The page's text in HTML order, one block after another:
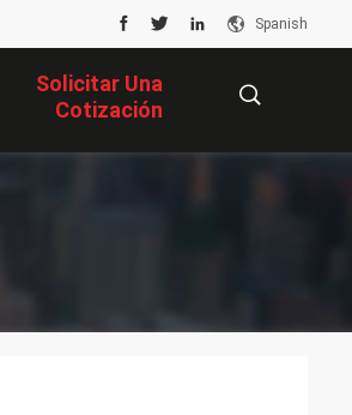
Spanish
Solicitar Una
Cotización